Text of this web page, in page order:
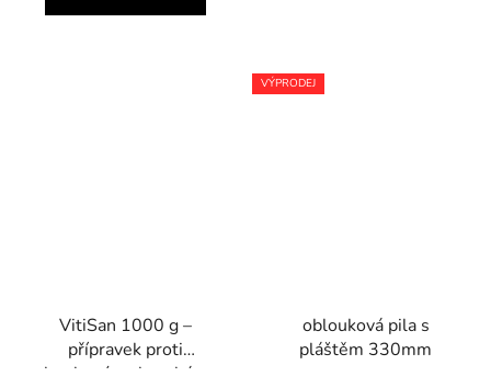
VitiSan 1000 g –
přípravek proti
houbovým chorobám
VÝPRODEJ
oblouková pila s
pláštěm 330mm